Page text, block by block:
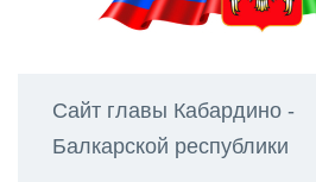
Сайт главы Кабардино -
Балкарской республики